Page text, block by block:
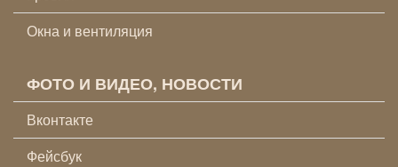
Окна и вентиляция
ФОТО И ВИДЕО, НОВОСТИ
Вконтакте
Фейсбук